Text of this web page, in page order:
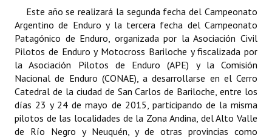
Actas de Sesión
Informes de Unidad Coordinadora
Ejecución Presupuestaria
Actas de Audiencias Públicas
NORMATIVA
Este año se realizará la segunda fecha del Campeonato
Argentino de Enduro y la tercera fecha del Campeonato
Patagónico de Enduro, organizada por la Asociación Civil
Pilotos de Enduro y Motocross Bariloche y fiscalizada por
la Asociación Pilotos de Enduro (APE) y la Comisión
Nacional de Enduro (CONAE), a desarrollarse en el Cerro
Catedral de la ciudad de San Carlos de Bariloche, entre los
días 23 y 24 de mayo de 2015, participando de la misma
pilotos de las localidades de la Zona Andina, del Alto Valle
de Río Negro y Neuquén, y de otras provincias como